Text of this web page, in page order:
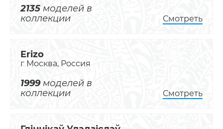
2135 моделей в
коллекции
Смотреть
Erizo
г Москва, Россия
1999моделей в
коллекции
Смотреть